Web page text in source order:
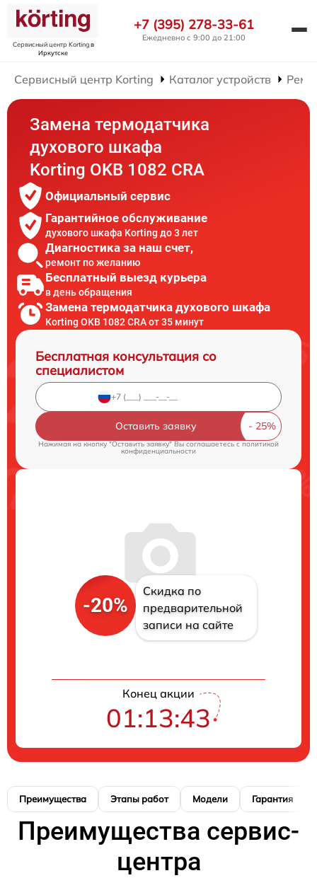
Сервисный центр Kortingв
Иркутске
+7 (395) 278-33-61
Ежедневно с 9:00 до 21:00
Сервисный центр Korting Каталог устройств
Замена термодатчика
духового шкафа
Korting OKB 1082 CRA
Официальный сервис
Гарантийное обслуживание
духового шкафа Korting до 3 лет
Диагностика за наш счет,
ремонт по желанию
Бесплатный выезд курьера
в день обращения
Замена термодатчика духового шкафа
Korting OKB 1082 CRA от 35 минут
Бесплатная консультация со
специалистом
Оставить заявку
Нажимая на кнопку "Оставить заявку" Вы соглашаетесь cполитикой
конфиденциальности
-20%
Скидка по
предварительной
записи на сайте
Конец акции
01:13:42
Преимущества Этапы работ Модели Гарантия
Преимущества сервис-
центра